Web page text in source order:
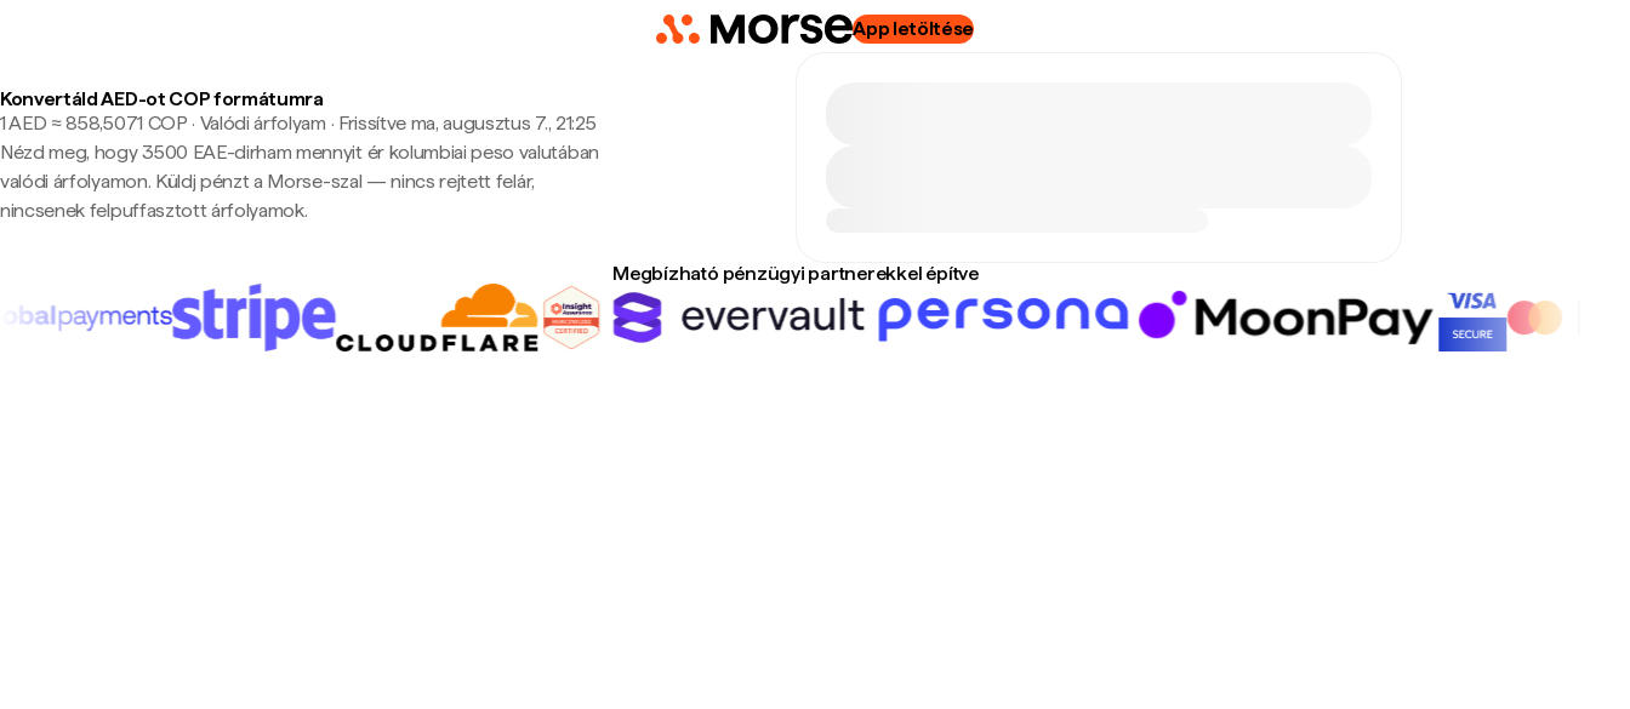
App letöltése
Konvertáld AED-ot COP formátumra
1 AED ≈ 858,5071 COP · Valódi árfolyam · Frissítve ma, augusztus 7., 21:25
Nézd meg, hogy 3500 EAE-dirham mennyit ér kolumbiai peso valutában
valódi árfolyamon. Küldj pénzt a Morse-szal — nincs rejtett felár,
nincsenek felpuffasztott árfolyamok.
Megbízható pénzügyi partnerekkel építve